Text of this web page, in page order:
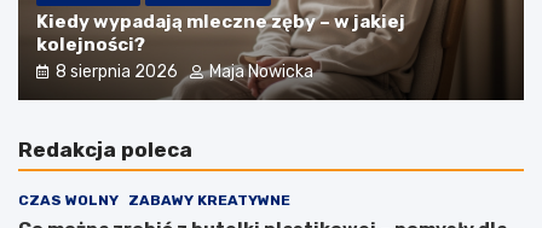
Kiedy wypadają mleczne zęby – w jakiej
kolejności?
8 sierpnia 2026 Maja Nowicka
Redakcja poleca
CZAS WOLNY ZABAWY KREATYWNE